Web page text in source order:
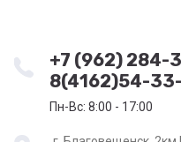
+7 (962) 284-
8(4162)54-
Пн-Вс: 8:00 - 17:00